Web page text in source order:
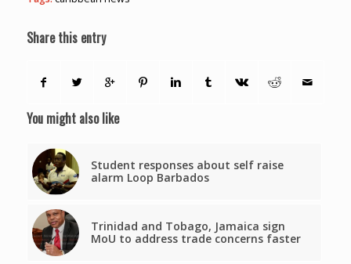
Share this entry
You might also like
Student responses about self raise
alarm Loop Barbados
Trinidad and Tobago, Jamaica sign
MoU to address trade concerns faster